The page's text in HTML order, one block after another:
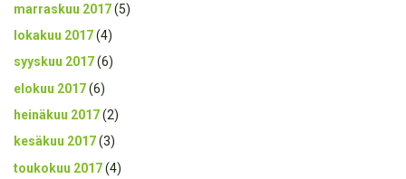
marraskuu 2017(5)
lokakuu 2017(4)
syyskuu 2017(6)
elokuu 2017(6)
heinäkuu 2017(2)
kesäkuu 2017(3)
toukokuu 2017(4)